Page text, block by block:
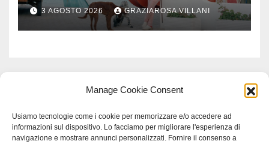
Manage Cookie Consent
Usiamo tecnologie come i cookie per memorizzare e/o accedere ad
informazioni sul dispositivo. Lo facciamo per migliorare l'esperienza di
navigazione e mostrare annunci personalizzati. Fornire il consenso a
3 AGOSTO 2026 GRAZIAROSA VILLANI